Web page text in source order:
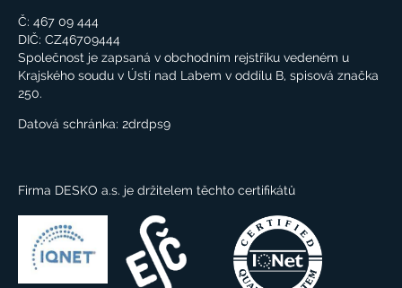
Č: 467 09 444
DIČ: CZ46709444
Společnost je zapsaná v obchodním rejstříku vedeném u
Krajského soudu v Ústí nad Labem v oddílu B, spisová značka
250.
Datová schránka: 2drdps9
Firma DESKO a.s. je držitelem těchto certifikátů